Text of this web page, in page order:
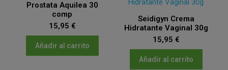
Prostata Aquilea 30
comp
15,95 €
Añadir al carrito
Seidigyn Crema
Hidratante Vaginal 30g
15,95 €
Añadir al carrito